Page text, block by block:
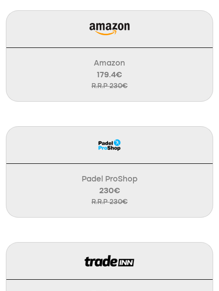
Amazon
179.4€
R.R.P 230€
Padel ProShop
230€
R.R.P 230€